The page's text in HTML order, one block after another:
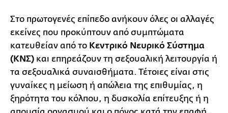
Στο πρωτογενές επίπεδο ανήκουν όλες οι αλλαγές
εκείνες που προκύπτουν από συμπτώματα
κατευθείαν από το Κεντρικό Νευρικό Σύστημα
(ΚΝΣ) και επηρεάζουν τη σεξουαλική λειτουργία ή
τα σεξουαλικά συναισθήματα. Τέτοιες είναι στις
γυναίκες η μείωση ή απώλεια της επιθυμίας, η
ξηρότητα του κόλπου, η δυσκολία επίτευξης ή η